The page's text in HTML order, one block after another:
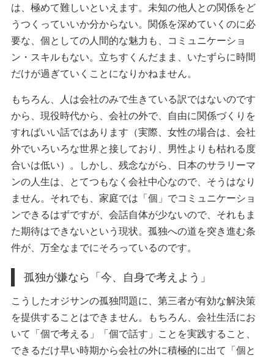
は、極めて難しいといえます。未知の他人との関係をど
うつくっていいか分からない。関係を深めていくのに必
要な、個としての人間的な魅力も、コミュニケーショ
ン・スキルもない。立ちすくんだまま、いたずらに時間
だけが過ぎていくことになりかねません。
もちろん、人は会社のみで生きている訳ではないのです
から、現役時代から、会社の外で、自由に関係づくりを
すればいい話ではあります（実際、女性の場合は、会社
外でいろいろな世界と接しており、男性よりも枯れる度
合いは低い）。しかし、残念ながら、日本のサラリーマ
ンの人生は、とてつもなく会社中心なので、そうはなり
ません。それでも、家庭では「個」でコミュニケーショ
ンできるはずですが、会話自体が少ないので、それもま
た期待はできないという現状。孤独への道を突き進む条
件が、万全なまでにそろっているのです。
孤独が嫌なら「今、自身で考えよう」
こうしたオジサンの孤独問題に、第三者が有効な解決策
を提供することはできません。もちろん、会社生活にお
いて「個で考える」「個で話す」ことを実践すること、
できるだけ早い時期から会社の外に積極的に出て「個と